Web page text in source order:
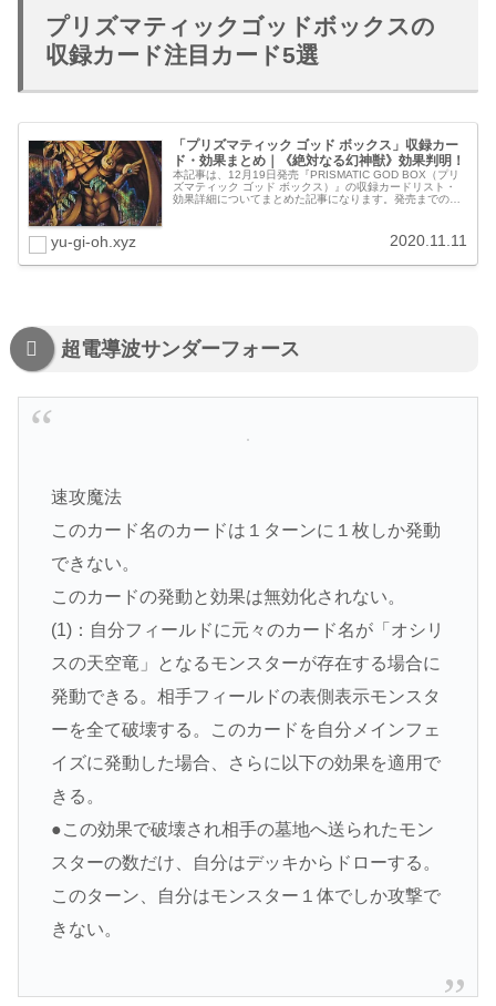
プリズマティックゴッドボックスの
収録カード注目カード5選
「プリズマティック ゴッド ボックス」収録カー
ド・効果まとめ｜《絶対なる幻神獣》効果判明！
本記事は、12月19日発売『PRISMATIC GOD BOX（プリ
ズマティック ゴッド ボックス）』の収録カードリスト・
効果詳細についてまとめた記事になります。発売までの
yu-gi-oh.xyz 2020.11.11
超電導波サンダーフォース
速攻魔法
このカード名のカードは１ターンに１枚しか発動
できない。
このカードの発動と効果は無効化されない。
(1)：自分フィールドに元々のカード名が「オシリ
スの天空竜」となるモンスターが存在する場合に
発動できる。相手フィールドの表側表示モンスタ
ーを全て破壊する。このカードを自分メインフェ
イズに発動した場合、さらに以下の効果を適用で
きる。
●この効果で破壊され相手の墓地へ送られたモン
スターの数だけ、自分はデッキからドローする。
このターン、自分はモンスター１体でしか攻撃で
きない。